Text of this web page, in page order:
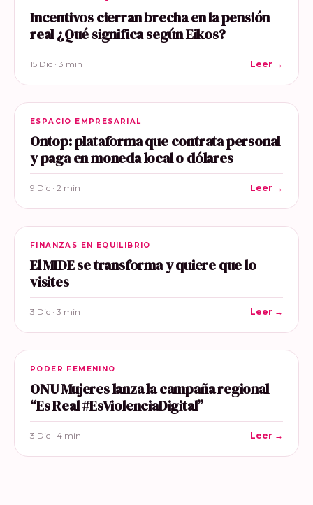
Incentivos cierran brecha en la pensión
real ¿Qué significa según Eikos?
15 Dic · 3 min Leer →
ESPACIO EMPRESARIAL
Ontop: plataforma que contrata personal
y paga en moneda local o dólares
9 Dic · 2 min Leer →
FINANZAS EN EQUILIBRIO
El MIDE se transforma y quiere que lo
visites
3 Dic · 3 min Leer →
PODER FEMENINO
ONU Mujeres lanza la campaña regional
“Es Real #EsViolenciaDigital”
3 Dic · 4 min Leer →